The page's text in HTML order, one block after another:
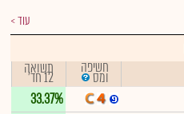
עוד
חשיפה
ומס תשואה
12 חד'
33.37%